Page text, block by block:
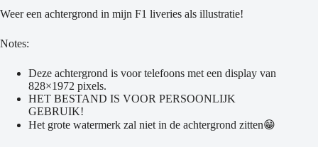
Weer een achtergrond in mijn F1 liveries als illustratie!
Notes:
Deze achtergrond is voor telefoons met een display van
828×1972 pixels.
HET BESTAND IS VOOR PERSOONLIJK
GEBRUIK!
Het grote watermerk zal niet in de achtergrond zitten😁